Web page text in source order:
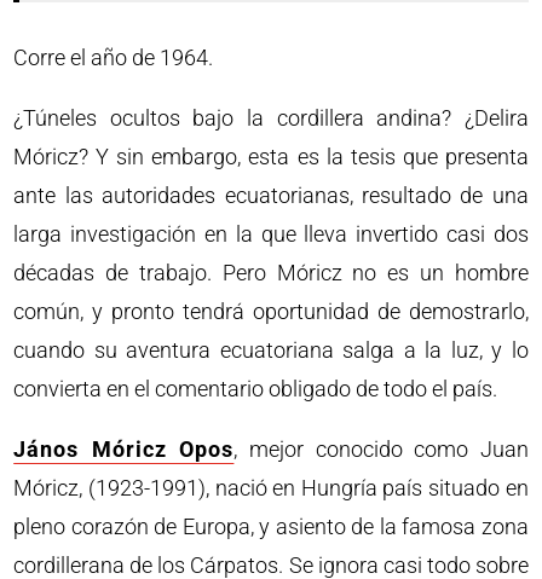
Corre el año de 1964.
¿Túneles ocultos bajo la cordillera andina? ¿Delira
Móricz? Y sin embargo, esta es la tesis que presenta
ante las autoridades ecuatorianas, resultado de una
larga investigación en la que lleva invertido casi dos
décadas de trabajo. Pero Móricz no es un hombre
común, y pronto tendrá oportunidad de demostrarlo,
cuando su aventura ecuatoriana salga a la luz, y lo
convierta en el comentario obligado de todo el país.
János Móricz Opos, mejor conocido como Juan
Móricz, (1923-1991), nació en Hungría país situado en
pleno corazón de Europa, y asiento de la famosa zona
cordillerana de los Cárpatos. Se ignora casi todo sobre